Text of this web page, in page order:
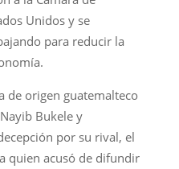
Unidos y se
para reducir la
de origen guatemalteco
Bukele y
por su rival, el
quien acusó de difundir